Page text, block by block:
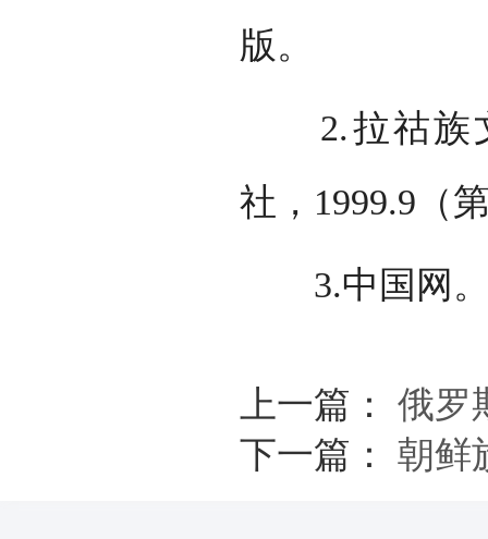
版。
2.拉祜族文
社，1999.9（
3.中国网
上一篇： 俄罗
下一篇： 朝鲜